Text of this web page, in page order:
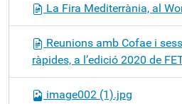
La Fira Mediterrània, al
Reunions amb Cofae i
ràpides, a l’edició 2020 de
image002 (1).jpg